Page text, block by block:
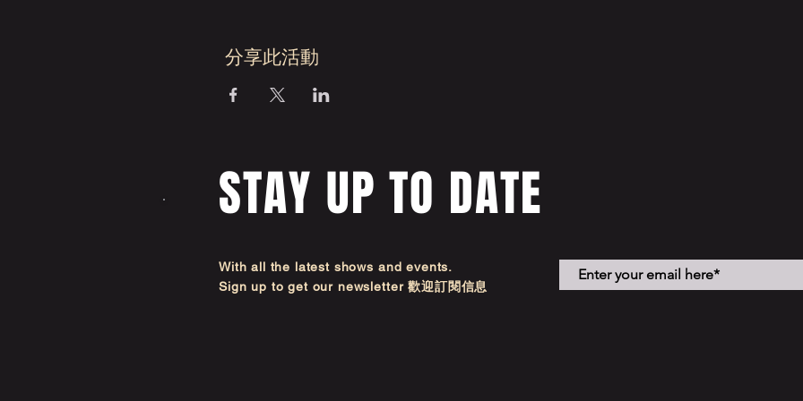
分享此活動
STAY UP TO DATE
With all the latest shows and events.
Sign up to get our newsletter 歡迎訂閱信息